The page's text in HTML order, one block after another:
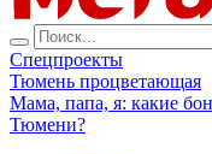
Спецпроекты
Тюмень процветающая
Мама, папа, я: какие
Тюмени?